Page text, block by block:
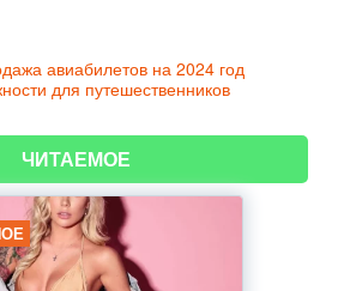
авиабилетов на 2024 год
для путешественников
ЧИТАЕМОЕ